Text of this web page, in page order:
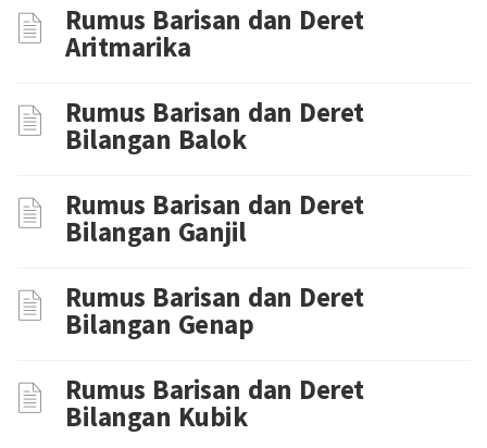
Rumus Barisan dan Deret
Aritmarika
Rumus Barisan dan Deret
Bilangan Balok
Rumus Barisan dan Deret
Bilangan Ganjil
Rumus Barisan dan Deret
Bilangan Genap
Rumus Barisan dan Deret
Bilangan Kubik